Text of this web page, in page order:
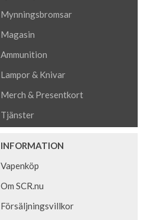
Mynningsbromsar
Magasin
Ammunition
Lampor & Knivar
Merch & Presentkort
Tjänster
INFORMATION
Vapenköp
Om SCR.nu
Försäljningsvillkor